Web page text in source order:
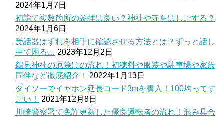
2024年1月7日
初詣で複数箇所の参拝は良い？神社や寺をはしごする？
2024年1月6日
受話器はずれを相手に確認させる方法とは？ずっと話し
中で困る… 2023年12月2日
鶴見神社の厄除けの流れ！初穂料や服装や駐車場や家族
同伴など徹底紹介！
2022年1月13日
ダイソーでイヤホン延長コード3mを購入！100均ってす
ごい！
2021年12月8日
川崎警察署で免許更新した優良運転者の流れ！混み具合